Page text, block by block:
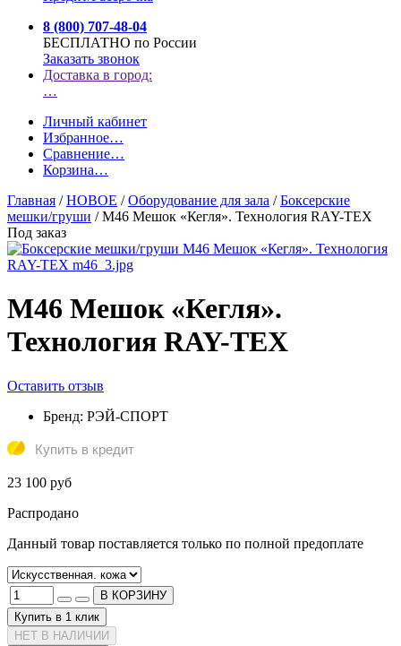
8 (800) 707-48-04
БЕСПЛАТНО по России
Заказать звонок
Доставка в город:
…
Личный кабинет
Избранное…
Сравнение…
Корзина…
Главная /НОВОЕ /Оборудование для зала /Боксерские
мешки/груши /М46 Мешок «Кегля». Технология RAY-TEX
Под заказ
М46 Мешок «Кегля».
Технология RAY-TEX
Оставить отзыв
Бренд: РЭЙ-СПОРТ
Купить в кредит
23 100 руб
Распродано
Данный товар поставляется только по полной предоплате
В КОРЗИНУ
Купить в 1 клик
НЕТ В НАЛИЧИИ